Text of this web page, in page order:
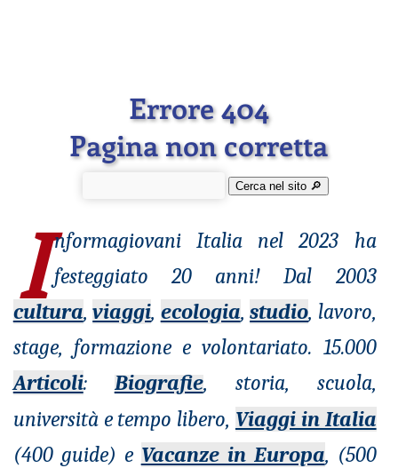
Errore 404
Pagina non corretta
Cerca nel sito 🔎︎
I nformagiovaniItalia nel 2023 ha
festeggiato 20 anni! Dal 2003
cultura,viaggi, ecologia,studio, lavoro,
stage, formazione e volontariato. 15.000
Articoli: Biografie, storia, scuola,
università e tempo libero, Viaggi in Italia
(400 guide) e Vacanze in Europa, (500